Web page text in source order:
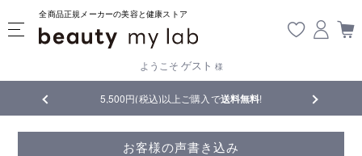
全商品正規メーカーの美容と健康ストア
ようこそ ゲスト 様
5,500円(税込)以上ご購入で送料無料! 【重要】
お客様の声書き込み